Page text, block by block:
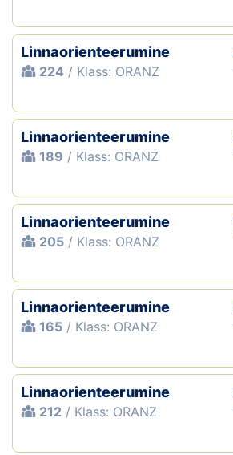
Linnaorienteerumine
224 / Klass: ORANZ
Linnaorienteerumine
189 / Klass: ORANZ
Linnaorienteerumine
205 / Klass: ORANZ
Linnaorienteerumine
165 / Klass: ORANZ
Linnaorienteerumine
212 / Klass: ORANZ